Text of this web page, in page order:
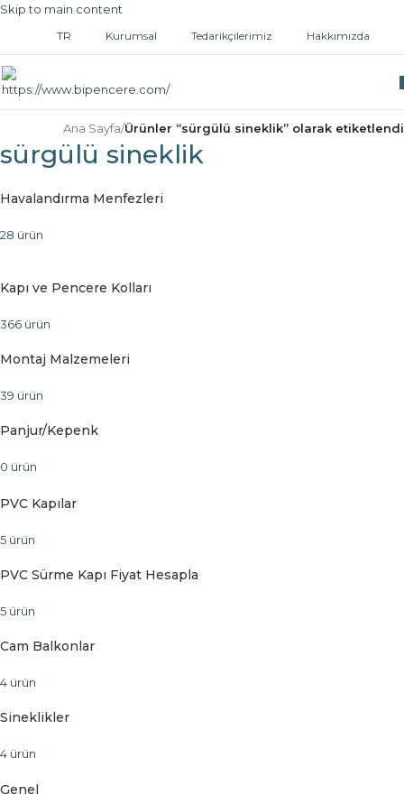
Skip to main content
TR Kurumsal Tedarikçilerimiz Hakkımızda
Ana Sayfa/Ürünler “sürgülü sineklik” olarak etiketlendi
sürgülü sineklik
Havalandırma Menfezleri
28 ürün
Kapı ve Pencere Kolları
366 ürün
Montaj Malzemeleri
39 ürün
Panjur/Kepenk
0 ürün
PVC Kapılar
5 ürün
PVC Sürme Kapı Fiyat Hesapla
5 ürün
Cam Balkonlar
4 ürün
Sineklikler
4 ürün
Genel